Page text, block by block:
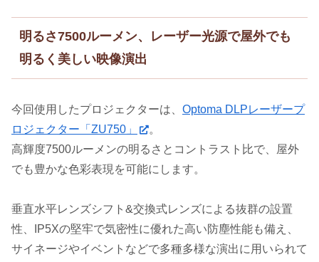
明るさ7500ルーメン、レーザー光源で屋外でも
明るく美しい映像演出
今回使用したプロジェクターは、 Optoma DLPレーザープ
ロジェクター「ZU750」
。
高輝度7500ルーメンの明るさとコントラスト比で、屋外
でも豊かな色彩表現を可能にします。
垂直水平レンズシフト&交換式レンズによる抜群の設置
性、IP5Xの堅牢で気密性に優れた高い防塵性能も備え、
サイネージやイベントなどで多種多様な演出に用いられて